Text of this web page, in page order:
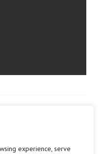
experience, serve